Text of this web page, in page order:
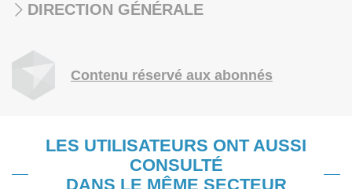
DIRECTION GÉNÉRALE
Contenu réservé aux abonnés
LES UTILISATEURS ONT AUSSI
CONSULTÉ
DANS LE MÊME SECTEUR